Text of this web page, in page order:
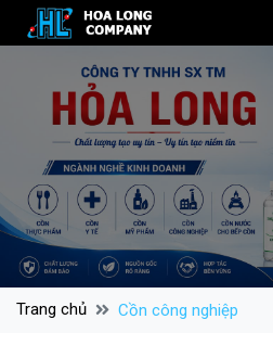
Trang chủ Cồn công nghiệp